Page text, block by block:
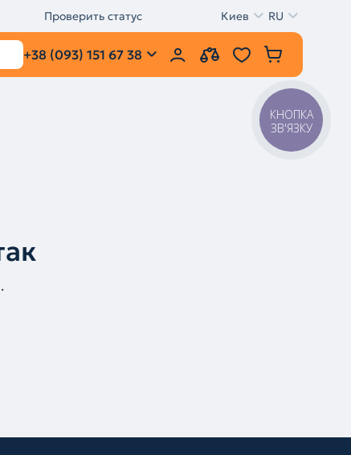
Проверить статус Киев RU
+38 (093) 151 67 38
КНОПКА
ЗВ'ЯЗКУ